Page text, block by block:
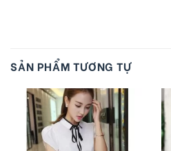
SẢN PHẨM TƯƠNG TỰ